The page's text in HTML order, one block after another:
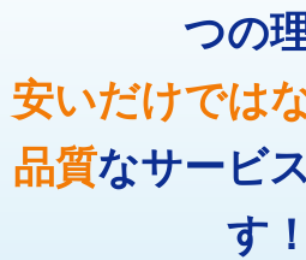
モルタル補修（厚さ10㎝まで）
追加人工
廃棄・処分
止水・漏水調査・防水処理・清掃・
止水・漏水調査・防水処理・清掃・
止水・漏水調査・防水処理・清掃・
つの
安いだけでは
品質なサービ
す！